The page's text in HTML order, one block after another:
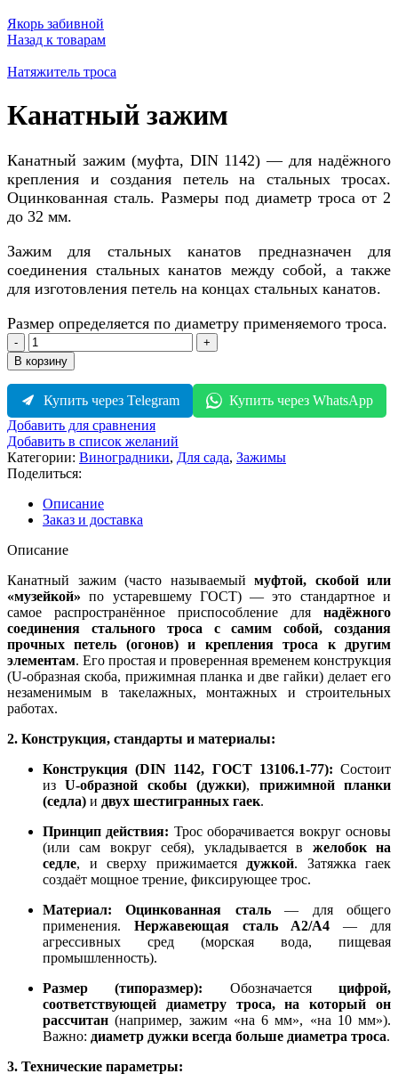
Якорь забивной
Назад к товарам
Натяжитель троса
Канатный зажим
Канатный зажим (муфта, DIN 1142) — для надёжного
крепления и создания петель на стальных тросах.
Оцинкованная сталь. Размеры под диаметр троса от 2
до 32 мм.
Зажим для стальных канатов предназначен для
соединения стальных канатов между собой, а также
для изготовления петель на концах стальных канатов.
Размер определяется по диаметру применяемого троса.
Количество
товара
Канатный
зажим
В корзину
Купить через Telegram
Купить через WhatsApp
Добавить для сравнения
Добавить в список желаний
Категории: Виноградники, Для сада, Зажимы
Поделиться:
Описание
Заказ и доставка
Описание
Канатный зажим (часто называемый муфтой, скобой или
«музейкой» по устаревшему ГОСТ) — это стандартное и
самое распространённое приспособление для надёжного
соединения стального троса с самим собой, создания
прочных петель (огонов) и крепления троса к другим
элементам. Его простая и проверенная временем конструкция
(U-образная скоба, прижимная планка и две гайки) делает его
незаменимым в такелажных, монтажных и строительных
работах.
2. Конструкция, стандарты и материалы:
Конструкция (DIN 1142, ГОСТ 13106.1-77): Состоит
изU-образной скобы (дужки), прижимной планки
(седла) и двух шестигранных гаек.
Принцип действия: Трос оборачивается вокруг основы
(или сам вокруг себя), укладывается в желобок на
седле, и сверху прижимается дужкой. Затяжка гаек
создаёт мощное трение, фиксирующее трос.
Материал:
Оцинкованная сталь— для общего
применения. Нержавеющая сталь A2/A4 — для
агрессивных сред (морская вода, пищевая
промышленность).
Размер (типоразмер): Обозначаетсяцифрой,
соответствующей диаметру троса, на который он
рассчитан (например, зажим «на 6 мм», «на 10 мм»).
Важно: диаметр дужки всегда больше диаметра троса.
3. Технические параметры: